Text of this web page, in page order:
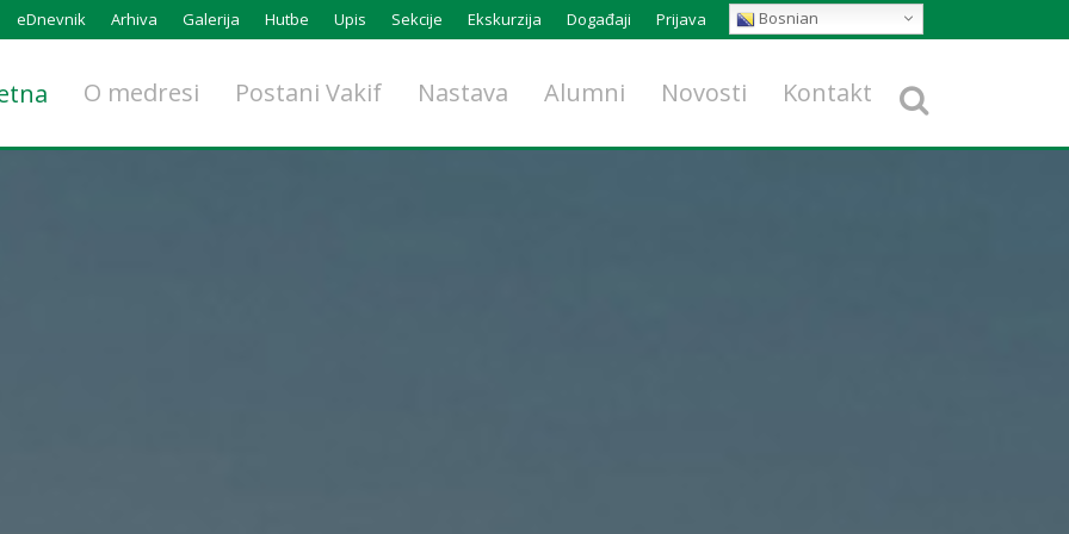
eDnevnik Arhiva Galerija Hutbe Upis Sekcije Ekskurzija Događaji Prijava Bosnian
O medresi Postani Vakif Nastava Alumni Novosti Kontakt